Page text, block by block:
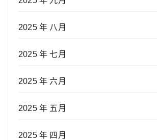
2025 年 八月
2025 年 七月
2025 年 六月
2025 年 五月
2025 年 四月